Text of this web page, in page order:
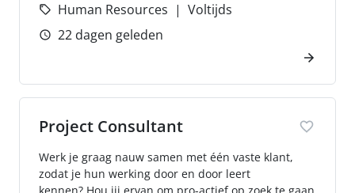
Human Resources
Voltijds
22 dagen geleden
Project Consultant
Werk je graag nauw samen met één vaste klant,
zodat je hun werking door en door leert